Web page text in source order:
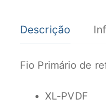
Descrição
Fio Primário de
XL-PVDF